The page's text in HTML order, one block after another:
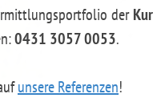
der
0431 3057 0053.
unsere Referenzen!